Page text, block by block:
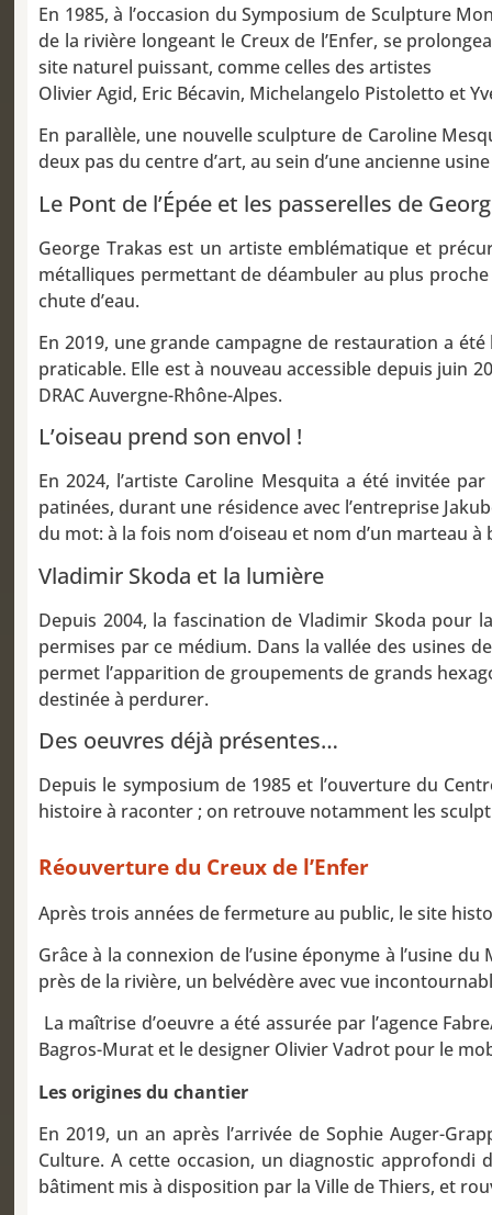
En 1985, à l’occasion du Symposium de Sculpture
de la rivière longeant le Creux de l’Enfer, se
site naturel puissant, comme celles des artistes
Olivier Agid, Eric Bécavin, Michelangelo Pistoletto et
En parallèle, une nouvelle sculpture de Caroline
deux pas du centre d’art, au sein d’une ancienne
Le Pont de l’Épée et les passerelles de
George Trakas est un artiste emblématique et
métalliques permettant de déambuler au plus
chute d’eau.
En 2019, une grande campagne de restauration a
praticable. Elle est à nouveau accessible depuis juin
DRAC Auvergne-Rhône-Alpes.
L’oiseau prend son envol !
En 2024, l’artiste Caroline Mesquita a été invitée
patinées, durant une résidence avec l’entreprise
du mot: à la fois nom d’oiseau et nom d’un marteau
Vladimir Skoda et la lumière
Depuis 2004, la fascination de Vladimir Skoda pour
permises par ce médium. Dans la vallée des usines
permet l’apparition de groupements de grands
destinée à perdurer.
Des oeuvres déjà présentes…
Depuis le symposium de 1985 et l’ouverture du
histoire à raconter ; on retrouve notamment les
Réouverture du Creux de l’Enfer
Après trois années de fermeture au public, le site
Grâce à la connexion de l’usine éponyme à l’usine
près de la rivière, un belvédère avec vue
La maîtrise d’oeuvre a été assurée par l’agence
Bagros-Murat et le designer Olivier Vadrot pour le
Les origines du chantier
En 2019, un an après l’arrivée de Sophie Auger-
Culture. A cette occasion, un diagnostic approfondi
bâtiment mis à disposition par la Ville de Thiers, et